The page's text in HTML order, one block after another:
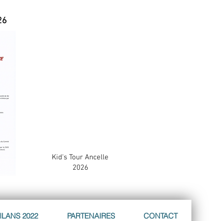
Kid's Tour Ancelle
2026
2022 PARTENAIRES CONTACT